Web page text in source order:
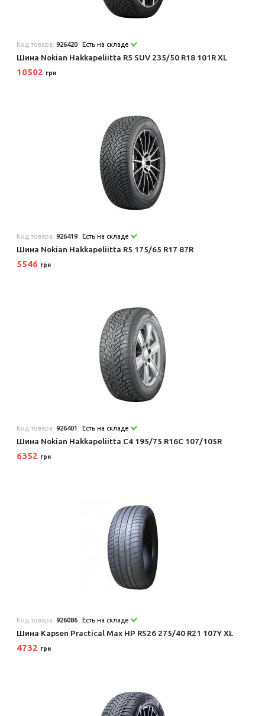
Код товара:926420 Есть на складе
Шина Nokian Hakkapeliitta R5 SUV 235/50 R18 101R XL
10502 грн
Код товара:926419 Есть на складе
Шина Nokian Hakkapeliitta R5 175/65 R17 87R
5546 грн
Код товара:926401 Есть на складе
Шина Nokian Hakkapeliitta C4 195/75 R16C 107/105R
6352 грн
Код товара:926086 Есть на складе
Шина Kapsen Practical Max HP RS26 275/40 R21 107Y XL
4732 грн